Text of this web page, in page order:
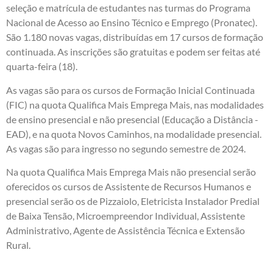
seleção e matrícula de estudantes nas turmas do Programa
Nacional de Acesso ao Ensino Técnico e Emprego (Pronatec).
São 1.180 novas vagas, distribuídas em 17 cursos de formação
continuada. As inscrições são gratuitas e podem ser feitas até
quarta-feira (18).
As vagas são para os cursos de Formação Inicial Continuada
(FIC) na quota Qualifica Mais Emprega Mais, nas modalidades
de ensino presencial e não presencial (Educação a Distância -
EAD), e na quota Novos Caminhos, na modalidade presencial.
As vagas são para ingresso no segundo semestre de 2024.
Na quota Qualifica Mais Emprega Mais não presencial serão
oferecidos os cursos de Assistente de Recursos Humanos e
presencial serão os de Pizzaiolo, Eletricista Instalador Predial
de Baixa Tensão, Microempreendor Individual, Assistente
Administrativo, Agente de Assistência Técnica e Extensão
Rural.